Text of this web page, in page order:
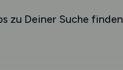
zu Deiner Suche finden